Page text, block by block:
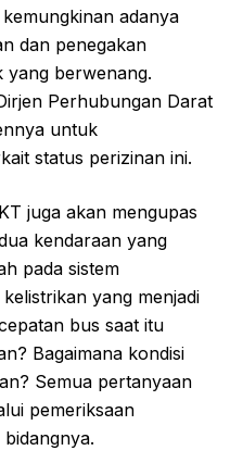
adanya
dan penegakan
yang berwenang.
Perhubungan Darat
untuk
status perizinan ini.
juga akan mengupas
kendaraan yang
pada sistem
yang menjadi
bus saat itu
Bagaimana kondisi
Semua pertanyaan
pemeriksaan